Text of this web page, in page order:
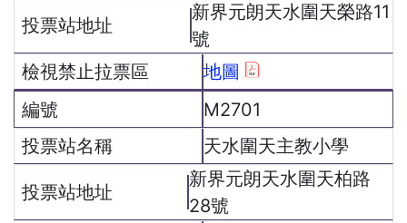
新界元朗天水圍天榮路11
號
地圖
M2701
天水圍天主教小學
新界元朗天水圍天柏路
28號